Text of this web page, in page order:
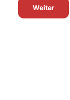
Weiter